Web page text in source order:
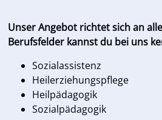
Unser Angebot richtet sich an
Berufsfelder kannst du bei uns
Sozialassistenz
Heilerziehungspflege
Heilpädagogik
Sozialpädagogik